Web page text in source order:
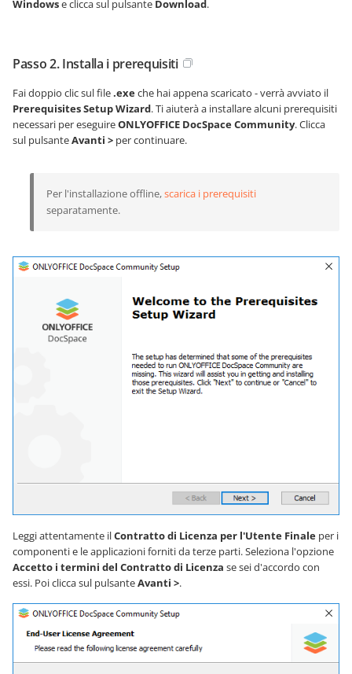
Windowse clicca sul pulsante Download.
Passo 2. Installa i prerequisiti
Fai doppio clic sul file.exeche hai appena scaricato - verrà avviato il
Prerequisites Setup Wizard. Ti aiuterà a installare alcuni prerequisiti
necessari per eseguireONLYOFFICE DocSpace Community. Clicca
sul pulsanteAvanti > per continuare.
Per l'installazione offline,scarica i prerequisiti
separatamente.
Leggi attentamente ilContratto di Licenza per l'Utente Finale per i
componenti e le applicazioni forniti da terze parti. Seleziona l'opzione
Accetto i termini del Contratto di Licenza se sei d'accordo con
essi. Poi clicca sul pulsanteAvanti >.